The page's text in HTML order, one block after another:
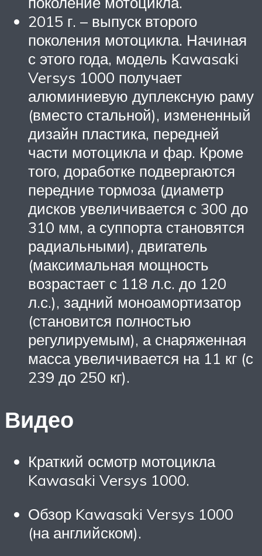
2015 г. – выпуск второго
поколения мотоцикла. Начиная
с этого года, модель Kawasaki
Versys 1000 получает
алюминиевую дуплексную раму
(вместо стальной), измененный
дизайн пластика, передней
части мотоцикла и фар. Кроме
того, доработке подвергаются
передние тормоза (диаметр
дисков увеличивается с 300 до
310 мм, а суппорта становятся
радиальными), двигатель
(максимальная мощность
возрастает с 118 л.с. до 120
л.с.), задний моноамортизатор
(становится полностью
регулируемым), а снаряженная
масса увеличивается на 11 кг (с
239 до 250 кг).
Видео
Краткий осмотр мотоцикла
Kawasaki Versys 1000.
Обзор Kawasaki Versys 1000
(на английском).